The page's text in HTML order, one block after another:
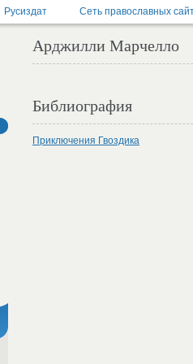
Арджилли Марчелло
Библиография
Приключения Гвоздика